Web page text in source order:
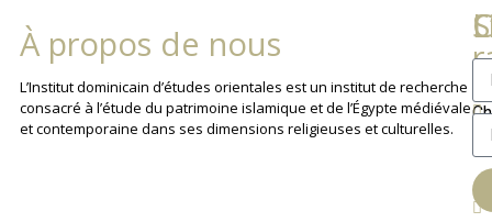
À propos de nous
L’Institut dominicain d’études orientales est un institut de recherche
consacré à l’étude du patrimoine islamique et de l’Égypte médiévale
et contemporaine dans ses dimensions religieuses et culturelles.
La